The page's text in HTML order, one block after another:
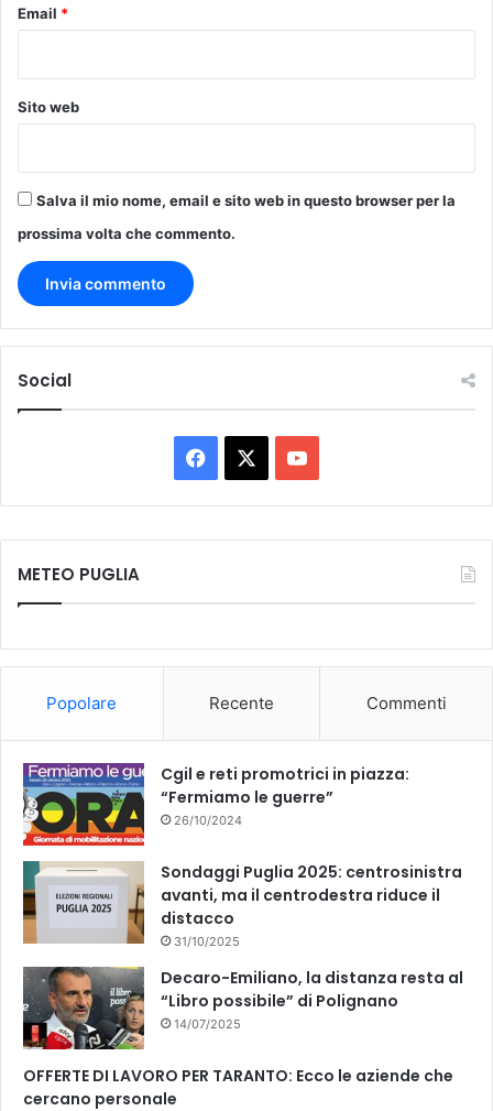
t
e
à
Email *
Sito web
Salva il mio nome, email e sito web in questo browser per la
prossima volta che commento.
Social
a
c
k
o
u
METEO PUGLIA
Popolare Recente Commenti
Cgil e reti promotrici in piazza:
“Fermiamo le guerre”
26/10/2024
Sondaggi Puglia 2025: centrosinistra
avanti, ma il centrodestra riduce il
distacco
31/10/2025
Decaro-Emiliano, la distanza resta al
“Libro possibile” di Polignano
14/07/2025
OFFERTE DI LAVORO PER TARANTO: Ecco le aziende che
cercano personale